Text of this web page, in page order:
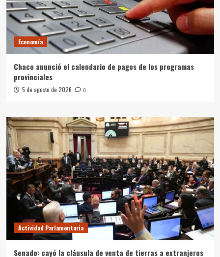
Economía
Chaco anunció el calendario de pagos de los programas
provinciales
5 de agosto de 2026 0
Actividad Parlamentaria
Senado: cayó la cláusula de venta de tierras a extranjeros